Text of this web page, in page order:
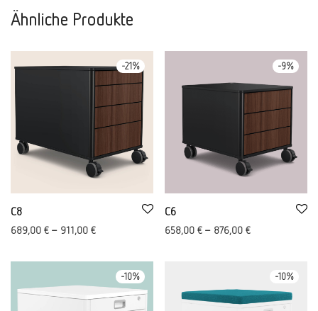
Ähnliche Produkte
-21%
C8
689,00 € – 911,00 €
-9%
C6
658,00 € – 876,00 €
-10% -10%